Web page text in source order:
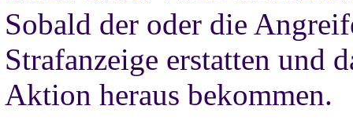
Sobald der oder die
Strafanzeige erstatten und
Aktion heraus bekommen.